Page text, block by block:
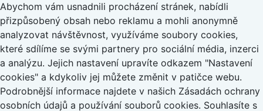
Abychom vám usnadnili procházení stránek, nabídli
přizpůsobený obsah nebo reklamu a mohli anonymně
analyzovat návštěvnost, využíváme soubory cookies,
které sdílíme se svými partnery pro sociální média, inzerci
a analýzu. Jejich nastavení upravíte odkazem "Nastavení
cookies" a kdykoliv jej můžete změnit v patičce webu.
Podrobnější informace najdete v našich Zásadách ochrany
osobních údajů a používání souborů cookies. Souhlasíte s